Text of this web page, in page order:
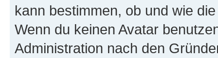
kann bestimmen, ob und wie
Wenn du keinen Avatar
Administration nach den